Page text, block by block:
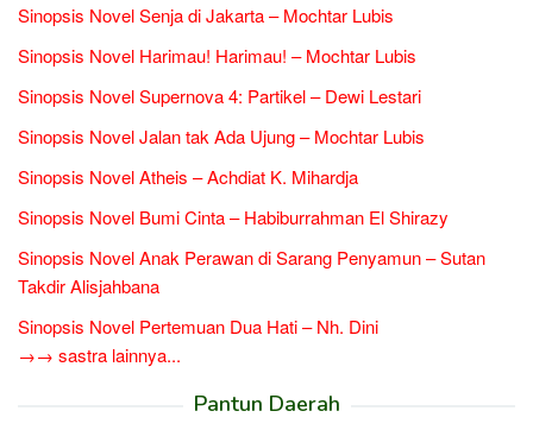
Sinopsis Novel Senja di Jakarta – Mochtar Lubis
Sinopsis Novel Harimau! Harimau! – Mochtar Lubis
Sinopsis Novel Supernova 4: Partikel – Dewi Lestari
Sinopsis Novel Jalan tak Ada Ujung – Mochtar Lubis
Sinopsis Novel Atheis – Achdiat K. Mihardja
Sinopsis Novel Bumi Cinta – Habiburrahman El Shirazy
Sinopsis Novel Anak Perawan di Sarang Penyamun – Sutan
Takdir Alisjahbana
Sinopsis Novel Pertemuan Dua Hati – Nh. Dini
→→ sastra lainnya...
Pantun Daerah